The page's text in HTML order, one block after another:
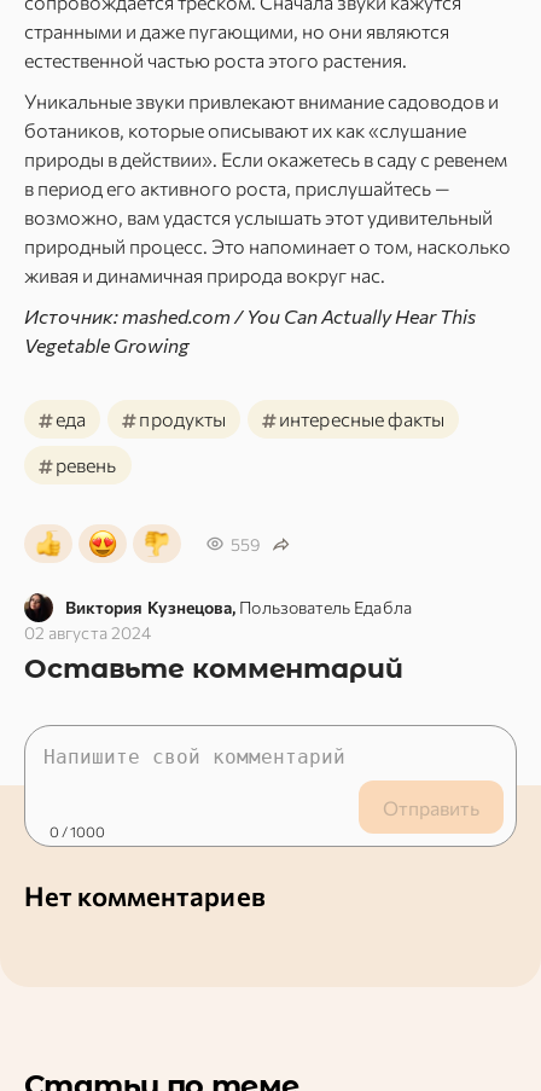
странными и даже пугающими, но они являются
естественной частью роста этого растения.
Уникальные звуки привлекают внимание садоводов и
ботаников, которые описывают их как «слушание
природы в действии». Если окажетесь в саду с ревенем
в период его активного роста, прислушайтесь —
возможно, вам удастся услышать этот удивительный
природный процесс. Это напоминает о том, насколько
живая и динамичная природа вокруг нас.
Источник: mashed.com / You Can Actually Hear This
Vegetable Growing
#еда #продукты #интересные факты
#ревень
559
Виктория Кузнецова, Пользователь Едабла
02 августа 2024
Оставьте комментарий
Отправить
0 / 1000
Нет комментариев